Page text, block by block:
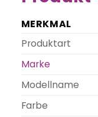
MERKMAL
Produktart
Marke
Modellname
Farbe